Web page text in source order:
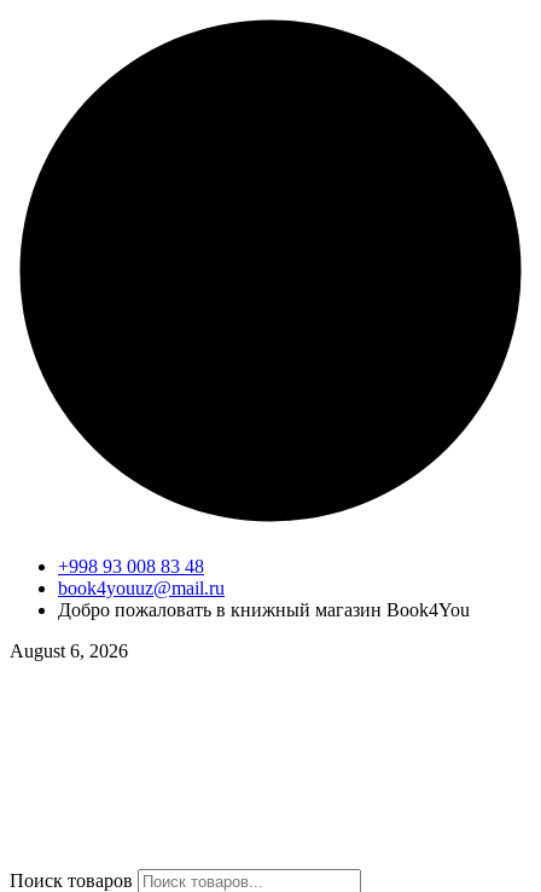
+998 93 008 83 48
book4youuz@mail.ru
Добро пожаловать в книжный магазин Book4You
August 6, 2026
Поиск товаров